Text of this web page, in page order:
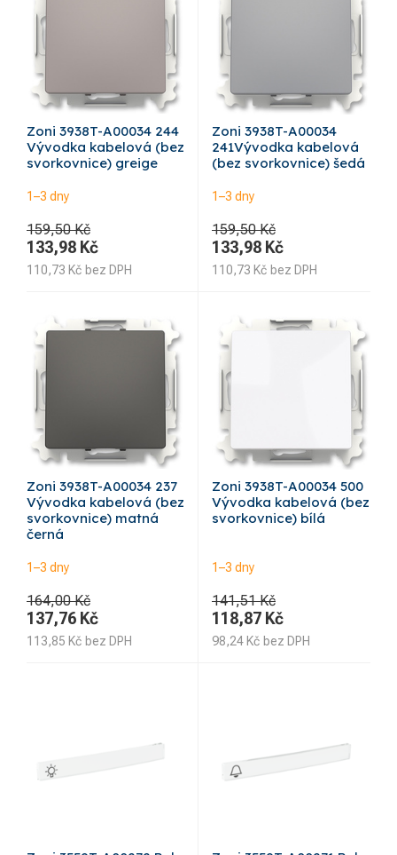
Zoni 3938T-A00034 244
Vývodka kabelová (bez
svorkovnice) greige
1–3 dny
159,50 Kč
133,98 Kč
110,73 Kč bez DPH
Zoni 3938T-A00034
241Vývodka kabelová
(bez svorkovnice) šedá
1–3 dny
159,50 Kč
133,98 Kč
110,73 Kč bez DPH
Zoni 3938T-A00034 237
Vývodka kabelová (bez
svorkovnice) matná
černá
1–3 dny
164,00 Kč
137,76 Kč
113,85 Kč bez DPH
Zoni 3938T-A00034 500
Vývodka kabelová (bez
svorkovnice) bílá
1–3 dny
141,51 Kč
118,87 Kč
98,24 Kč bez DPH